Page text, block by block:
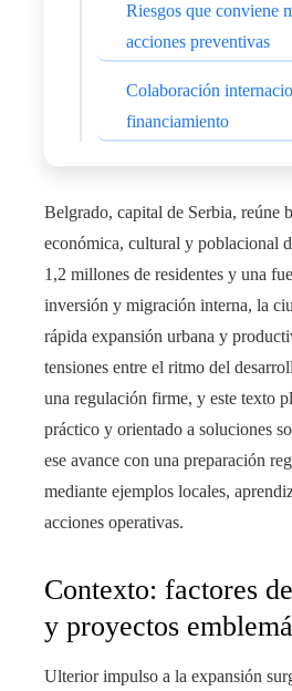
Riesgos que conviene
acciones preventivas
Colaboración
financiamiento
Belgrado, capital de Serbia, reúne
económica, cultural y poblacional
1,2 millones de residentes y una
inversión y migración interna, la
rápida expansión urbana y
tensiones entre el ritmo del
una regulación firme, y este texto
práctico y orientado a soluciones
ese avance con una preparación
mediante ejemplos locales,
acciones operativas.
Contexto: factores
y proyectos
Ulterior impulso a la expansión